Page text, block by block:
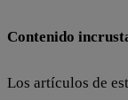
Contenido
Los artículos de